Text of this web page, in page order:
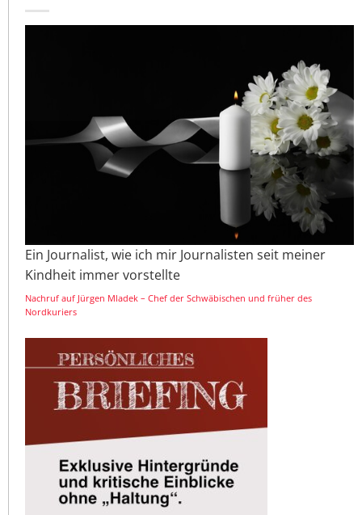
Ein Journalist, wie ich mir Journalisten seit meiner
Kindheit immer vorstellte
Nachruf auf Jürgen Mladek – Chef der Schwäbischen und früher des
Nordkuriers